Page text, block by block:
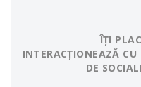
ÎȚI
INTERACȚIONEAZĂ CU
DE